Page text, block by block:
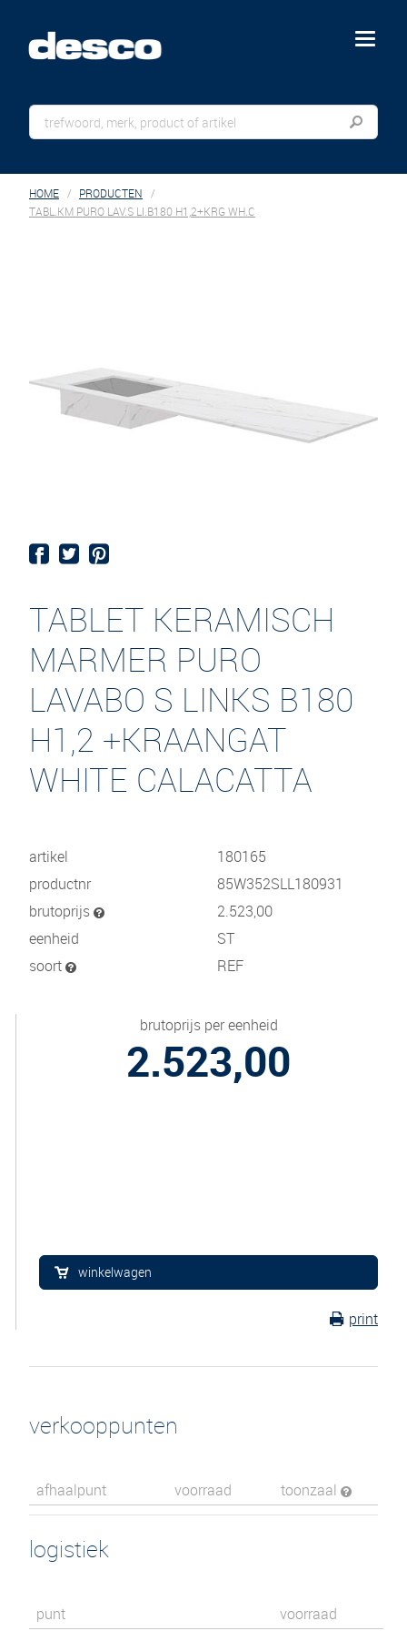
menu
HOME
PRODUCTEN
TABL.KM PURO LAV.S LI.B180 H1,2+KRG WH.C
TABLET KERAMISCH
MARMER PURO
LAVABO S LINKS B180
H1,2 +KRAANGAT
WHITE CALACATTA
artikel
180165
productnr
85W352SLL180931
brutoprijs
2.523,00
eenheid
ST
soort
REF
brutoprijs per eenheid
2.523,00
winkelwagen
print
verkooppunten
afhaalpunt voorraad toonzaal
logistiek
punt voorraad